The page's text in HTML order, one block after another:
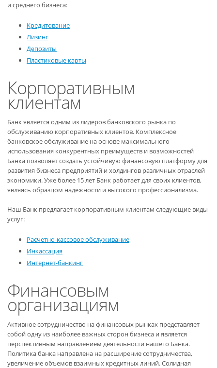
и среднего бизнеса:
Кредитование
Лизинг
Депозиты
Пластиковые карты
Корпоративным
клиентам
Банк является одним из лидеров банковского рынка по
обслуживанию корпоративных клиентов. Комплексное
банковское обслуживание на основе максимального
использования конкурентных преимуществ и возможностей
Банка позволяет создать устойчивую финансовую платформу для
развития бизнеса предприятий и холдингов различных отраслей
экономики. Уже более 15 лет Банк работает для своих клиентов,
являясь образцом надежности и высокого профессионализма.
Наш Банк предлагает корпоративным клиентам следующие виды
услуг:
Расчетно-кассовое обслуживание
Инкассация
Интернет-банкинг
Финансовым
организациям
Активное сотрудничество на финансовых рынках представляет
собой одну из наиболее важных сторон бизнеса и является
перспективным направлением деятельности нашего Банка.
Политика банка направлена на расширение сотрудничества,
увеличение объемов взаимных кредитных линий. Солидная